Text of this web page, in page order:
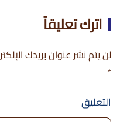
اترك تعليقاً
لن يتم نشر عنوان بريدك
*
التعليق